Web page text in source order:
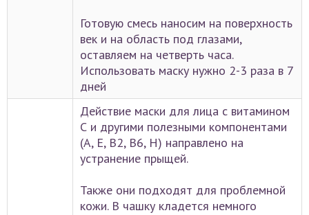
Готовую смесь наносим на поверхность
век и на область под глазами,
оставляем на четверть часа.
Использовать маску нужно 2-3 раза в 7
дней
Действие маски для лица с витамином
С и другими полезными компонентами
(А, Е, В2, В6, Н) направлено на
устранение прыщей.
Также они подходят для проблемной
кожи. В чашку кладется немного